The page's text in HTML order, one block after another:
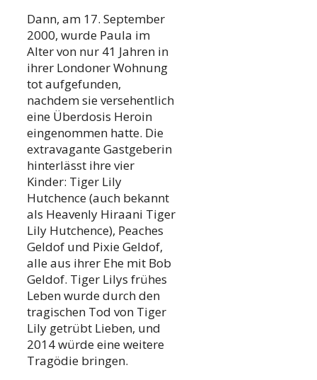
Dann, am 17. September
2000, wurde Paula im
Alter von nur 41 Jahren in
ihrer Londoner Wohnung
tot aufgefunden,
nachdem sie versehentlich
eine Überdosis Heroin
eingenommen hatte. Die
extravagante Gastgeberin
hinterlässt ihre vier
Kinder: Tiger Lily
Hutchence (auch bekannt
als Heavenly Hiraani Tiger
Lily Hutchence), Peaches
Geldof und Pixie Geldof,
alle aus ihrer Ehe mit Bob
Geldof. Tiger Lilys frühes
Leben wurde durch den
tragischen Tod von Tiger
Lily getrübt Lieben, und
2014 würde eine weitere
Tragödie bringen.